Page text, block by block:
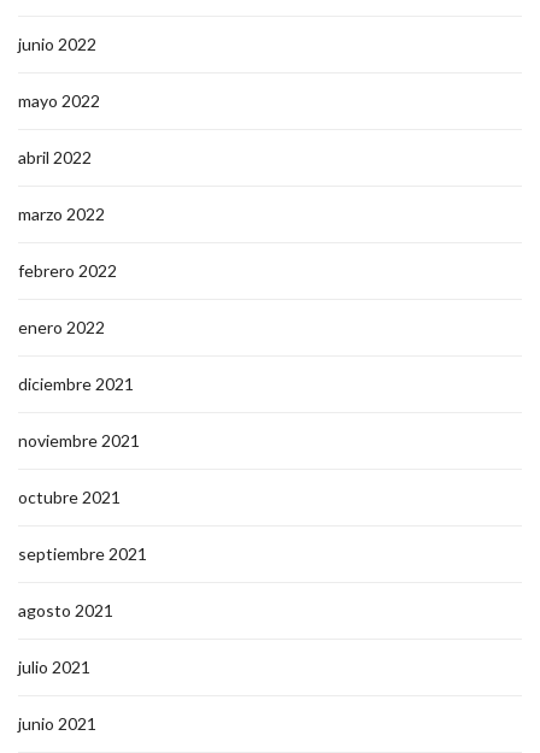
junio 2022
mayo 2022
abril 2022
marzo 2022
febrero 2022
enero 2022
diciembre 2021
noviembre 2021
octubre 2021
septiembre 2021
agosto 2021
julio 2021
junio 2021